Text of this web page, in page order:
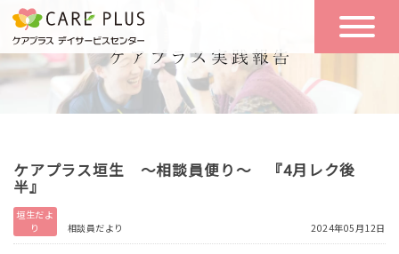
こんな方に
おすすめ
一日の流れ
一日体験
空き状況
実践報告
ケアプラス垣生 ～相談員便り～ 『4月レク後
半』
垣生だよ
り
相談員だより 2024年05月12日